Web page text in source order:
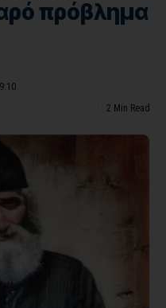
πρόβλημα
2 Min Read